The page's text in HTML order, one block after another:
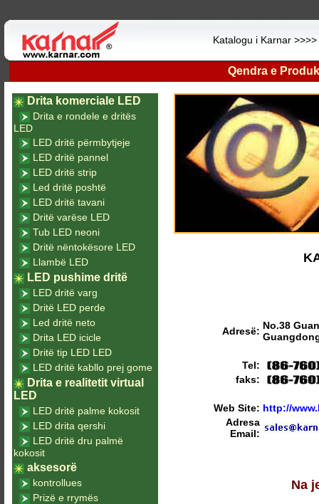
Katalogu i Karnar >>>>
Qendra e
Adresë: No.38
Tel:
faks:
Web Site: http://
Adresa
Email:
Na
Drita komerciale LED
Drita e rondele e dritës
LED
LED dritë përmbytjeje
LED dritë pannel
LED dritë strip
Led dritë poshtë
LED dritë tavani
Dritë varëse LED
Tub LED neoni
Dritë nëntokësore LED
Llambë LED
LED pushime dritë
LED dritë varg
Dritë LED perde
Led dritë neto
Drita LED icicle
Dritë tip LED LED
LED dritë kabllo prej gome
Drita e realitetit virtual
LED
LED dritë palme kokosit
LED drita qershi
LED dritë dru palmë
kokosit
aksesorë
kontrollues
Prizë e rrymës